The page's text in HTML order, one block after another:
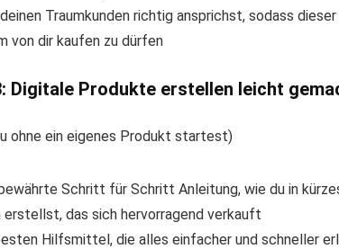
Traumkunden richtig ansprichst, sodass
von dir kaufen zu dürfen
Digitale Produkte erstellen leicht
ohne ein eigenes Produkt startest)
Schritt für Schritt Anleitung, wie du in
erstellst, das sich hervorragend verkauft
Hilfsmittel, die alles einfacher und schneller